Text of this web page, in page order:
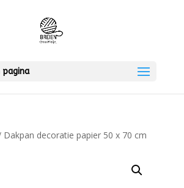
decoratie papier 50 x 70 cm